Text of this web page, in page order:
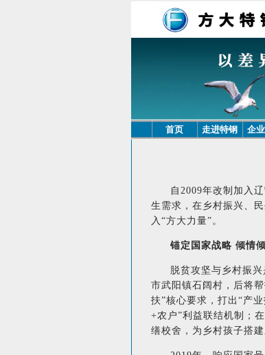
首页 走进特钢 企
自2009年改制加入
生需求，在乡村振兴、
入“方大力量”。
锚定国家战略 倾情
脱贫攻坚与乡村振
市武阳镇石阔村，后将
扶”核心要求，打出“产
+农户”利益联结机制；
缮校舍，为乡村孩子搭